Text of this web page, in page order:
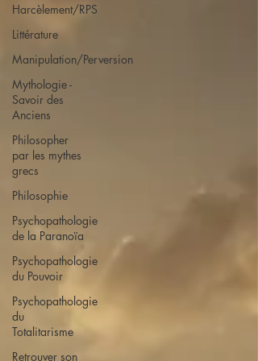
Harcèlement/RPS
Littérature
Manipulation/Perversion
Mythologie -
Savoir des
Anciens
Philosopher
par les mythes
grecs
Philosophie
Psychopathologie
de la Paranoïa
Psychopathologie
du Pouvoir
Psychopathologie
du
Totalitarisme
Retrouver son